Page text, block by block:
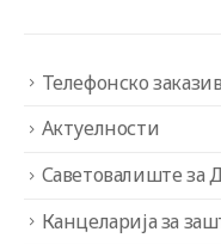
Телефонско
Актуелности
Саветовалиште за
Канцеларија за